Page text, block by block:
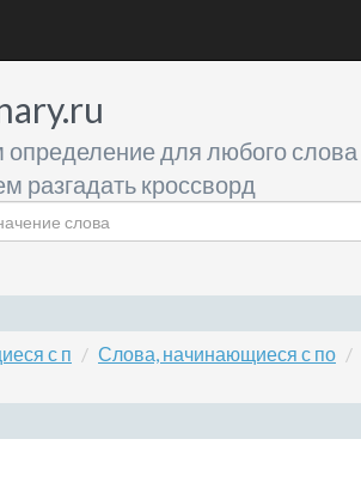
для любого слова
разгадать кроссворд
с п Слова, начинающиеся с по